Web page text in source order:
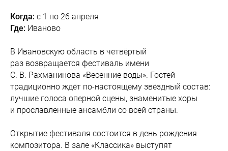
Когда: с 1 по 26 апреля
Где: Иваново
В Ивановскую область в четвёртый
раз возвращается фестиваль имени
С. В. Рахманинова «Весенние воды». Гостей
традиционно ждёт по-настоящему звёздный состав:
лучшие голоса оперной сцены, знаменитые хоры
и прославленные ансамбли со всей страны.
Открытие фестиваля состоится в день рождения
композитора. В зале «Классика» выступят